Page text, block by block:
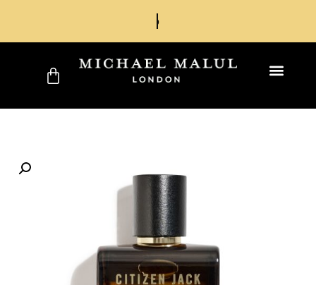
משלוח חינם בקניה מעל 249 ש"ח